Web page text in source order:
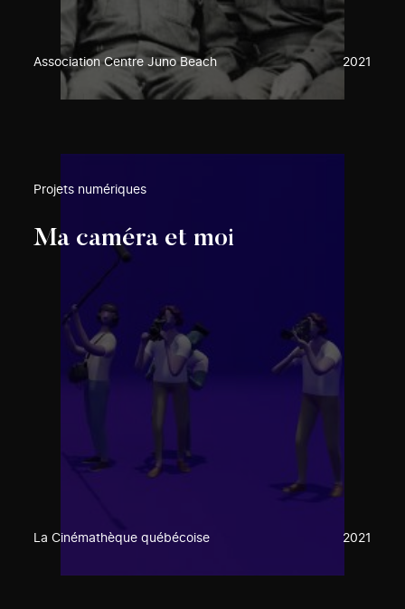
Association Centre Juno Beach 2021
Projets numériques
Ma caméra et moi
La Cinémathèque québécoise 2021